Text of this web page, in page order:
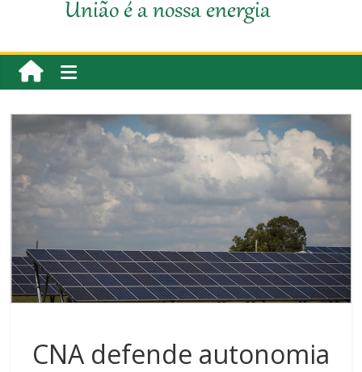
União é a nossa energia
CNA defende autonomia